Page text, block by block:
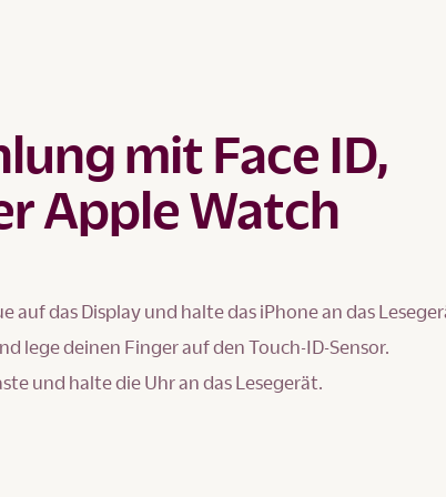
mit Face ID,
Apple Watch
auf das Display und halte das iPhone an das
lege deinen Finger auf den Touch-ID-Sensor.
und halte die Uhr an das Lesegerät.